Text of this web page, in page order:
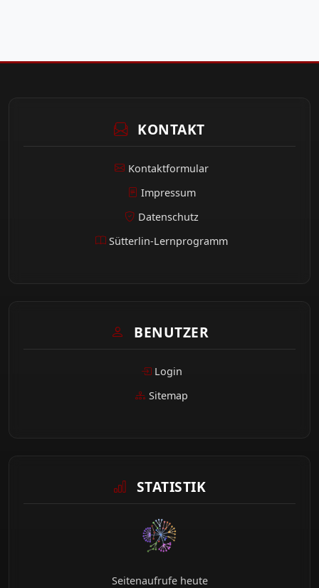
KONTAKT
Kontaktformular
Impressum
Datenschutz
Sütterlin-Lernprogramm
BENUTZER
Login
Sitemap
STATISTIK
Seitenaufrufe heute